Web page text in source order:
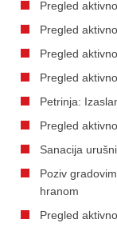
Pregled
Pregled
Pregled
Pregled
Petrinja:
Pregled
Sanacija
Poziv
hranom
Pregled